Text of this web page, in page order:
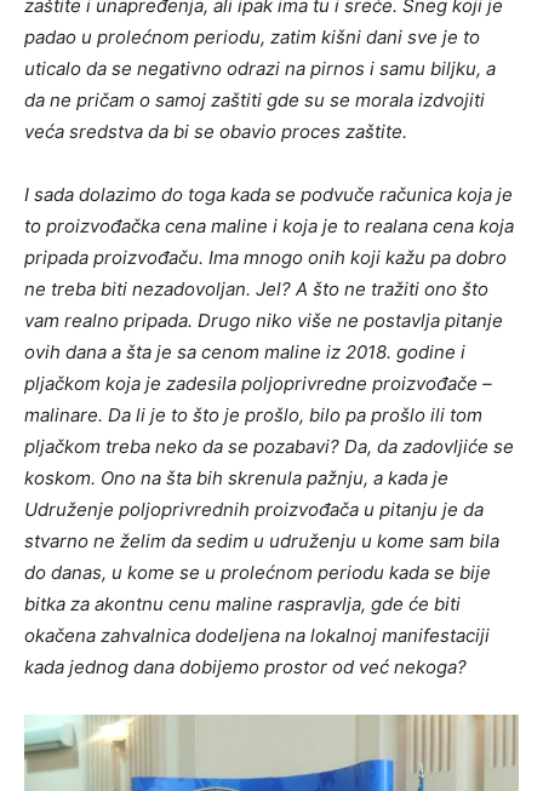
zaštite i unapređenja, ali ipak ima tu i sreće. Sneg koji je
padao u prolećnom periodu, zatim kišni dani sve je to
uticalo da se negativno odrazi na pirnos i samu biljku, a
da ne pričam o samoj zaštiti gde su se morala izdvojiti
veća sredstva da bi se obavio proces zaštite.
I sada dolazimo do toga kada se podvuče računica koja je
to proizvođačka cena maline i koja je to realana cena koja
pripada proizvođaču. Ima mnogo onih koji kažu pa dobro
ne treba biti nezadovoljan. Jel? A što ne tražiti ono što
vam realno pripada. Drugo niko više ne postavlja pitanje
ovih dana a šta je sa cenom maline iz 2018. godine i
pljačkom koja je zadesila poljoprivredne proizvođače –
malinare. Da li je to što je prošlo, bilo pa prošlo ili tom
pljačkom treba neko da se pozabavi? Da, da zadovljiće se
koskom. Ono na šta bih skrenula pažnju, a kada je
Udruženje poljoprivrednih proizvođača u pitanju je da
stvarno ne želim da sedim u udruženju u kome sam bila
do danas, u kome se u prolećnom periodu kada se bije
bitka za akontnu cenu maline raspravlja, gde će biti
okačena zahvalnica dodeljena na lokalnoj manifestaciji
kada jednog dana dobijemo prostor od već nekoga?